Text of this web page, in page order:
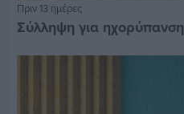
Πριν 13 ημέρες
Σύλληψη για ηχορύπανση